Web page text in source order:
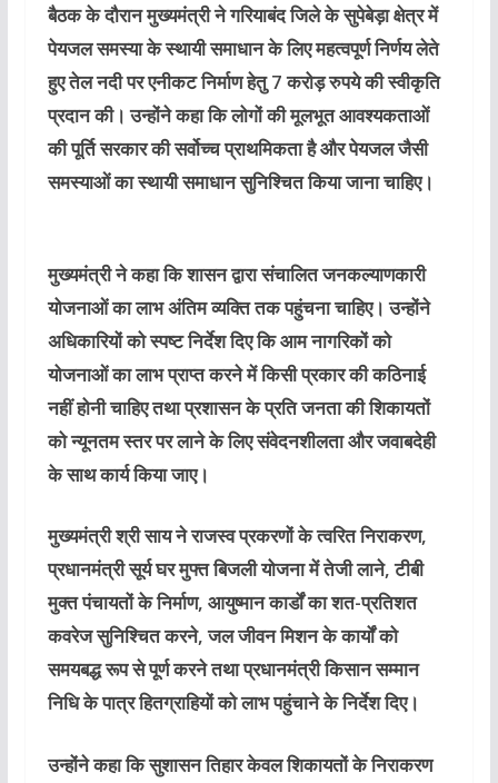
बैठक के दौरान मुख्यमंत्री ने गरियाबंद जिले के सुपेबेड़ा क्षेत्र में
पेयजल समस्या के स्थायी समाधान के लिए महत्वपूर्ण निर्णय लेते
हुए तेल नदी पर एनीकट निर्माण हेतु 7 करोड़ रुपये की स्वीकृति
प्रदान की। उन्होंने कहा कि लोगों की मूलभूत आवश्यकताओं
की पूर्ति सरकार की सर्वोच्च प्राथमिकता है और पेयजल जैसी
समस्याओं का स्थायी समाधान सुनिश्चित किया जाना चाहिए।
मुख्यमंत्री ने कहा कि शासन द्वारा संचालित जनकल्याणकारी
योजनाओं का लाभ अंतिम व्यक्ति तक पहुंचना चाहिए। उन्होंने
अधिकारियों को स्पष्ट निर्देश दिए कि आम नागरिकों को
योजनाओं का लाभ प्राप्त करने में किसी प्रकार की कठिनाई
नहीं होनी चाहिए तथा प्रशासन के प्रति जनता की शिकायतों
को न्यूनतम स्तर पर लाने के लिए संवेदनशीलता और जवाबदेही
के साथ कार्य किया जाए।
मुख्यमंत्री श्री साय ने राजस्व प्रकरणों के त्वरित निराकरण,
प्रधानमंत्री सूर्य घर मुफ्त बिजली योजना में तेजी लाने, टीबी
मुक्त पंचायतों के निर्माण, आयुष्मान कार्डों का शत-प्रतिशत
कवरेज सुनिश्चित करने, जल जीवन मिशन के कार्यों को
समयबद्ध रूप से पूर्ण करने तथा प्रधानमंत्री किसान सम्मान
निधि के पात्र हितग्राहियों को लाभ पहुंचाने के निर्देश दिए।
उन्होंने कहा कि सुशासन तिहार केवल शिकायतों के निराकरण